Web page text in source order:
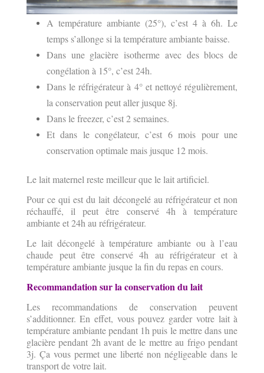
A température ambiante (25°), c’est 4 à 6h. Le
temps s’allonge si la température ambiante baisse.
Dans une glacière isotherme avec des blocs de
congélation à 15°, c’est 24h.
Dans le réfrigérateur à 4° et nettoyé régulièrement,
la conservation peut aller jusque 8j.
Dans le freezer, c’est 2 semaines.
Et dans le congélateur, c’est 6 mois pour une
conservation optimale mais jusque 12 mois.
Le lait maternel reste meilleur que le lait artificiel.
Pour ce qui est du lait décongelé au réfrigérateur et non
réchauffé, il peut être conservé 4h à température
ambiante et 24h au réfrigérateur.
Le lait décongelé à température ambiante ou à l’eau
chaude peut être conservé 4h au réfrigérateur et à
température ambiante jusque la fin du repas en cours.
Recommandation sur la conservation du lait
Les recommandations de conservation peuvent
s’additionner. En effet, vous pouvez garder votre lait à
température ambiante pendant 1h puis le mettre dans une
glacière pendant 2h avant de le mettre au frigo pendant
3j. Ça vous permet une liberté non négligeable dans le
transport de votre lait.